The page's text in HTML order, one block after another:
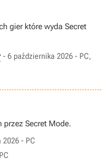
gier które wyda Secret
- 6 października 2026 - PC,
Secret Mode.
2026 - PC